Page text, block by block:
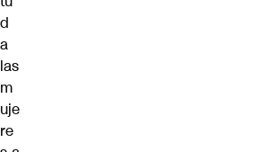
d
a
las
m
uje
re